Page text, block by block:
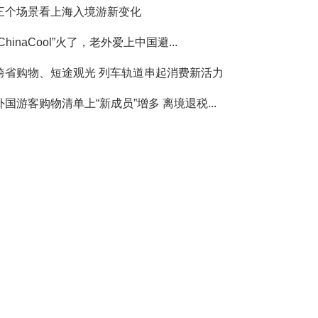
个场景看上海入境游新变化
火了，老外爱上中国避...
省购物、短途观光 列车轨道串起消费新活力
国游客购物清单上“新成员”增多 离境退税...